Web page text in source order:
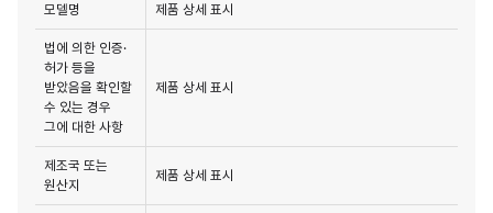
모델명 제품 상세 표시
법에 의한 인증·
허가 등을
받았음을 확인할
수 있는 경우
그에 대한 사항
제품 상세 표시
제조국 또는
원산지
제품 상세 표시